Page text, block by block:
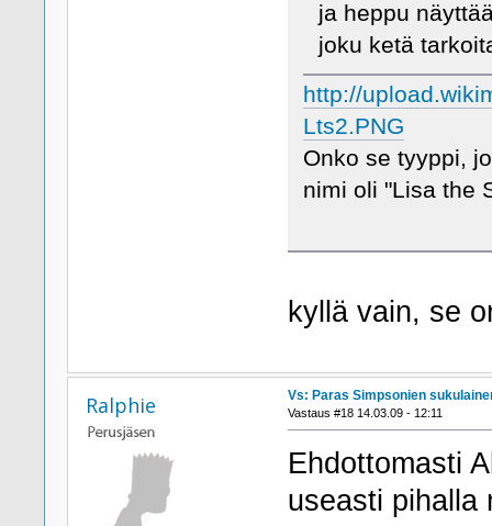
ja heppu
joku ketä
http://
Lts2.PNG
Onko se tyyppi,
nimi oli "Lisa the
kyllä vain, se
Ralphie Vs: Paras Simpsonien
Vastaus #18 14.03.09 - 12:11
Ehdottomasti
useasti pihalla